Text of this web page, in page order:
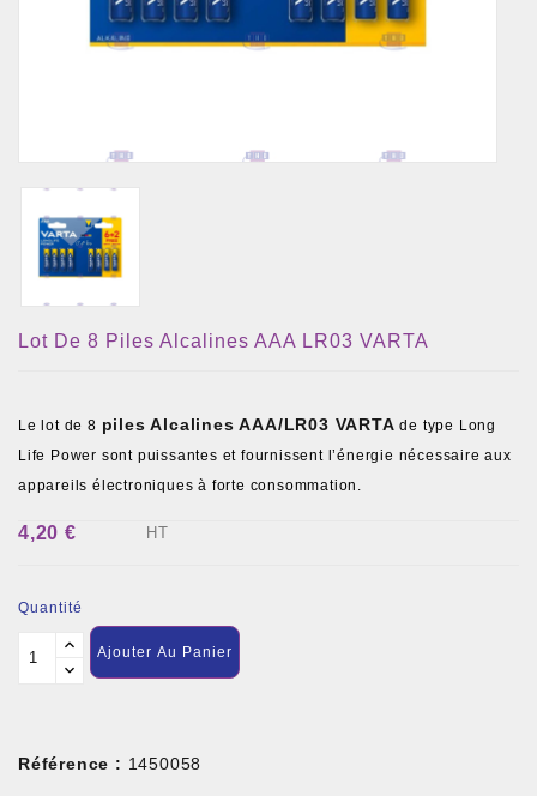
Lot De 8 Piles Alcalines AAA LR03 VARTA
Le lot de 8 piles Alcalines AAA/LR03 VARTA de type Long
Life Power sont puissantes et fournissent l’énergie nécessaire aux
appareils électroniques à forte consommation.
4,20 € HT
Quantité
Ajouter Au Panier
Référence : 1450058